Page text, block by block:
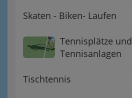
Skaten - Biken- Laufen
Tennisplätze und
Tennisanlagen
Tischtennis